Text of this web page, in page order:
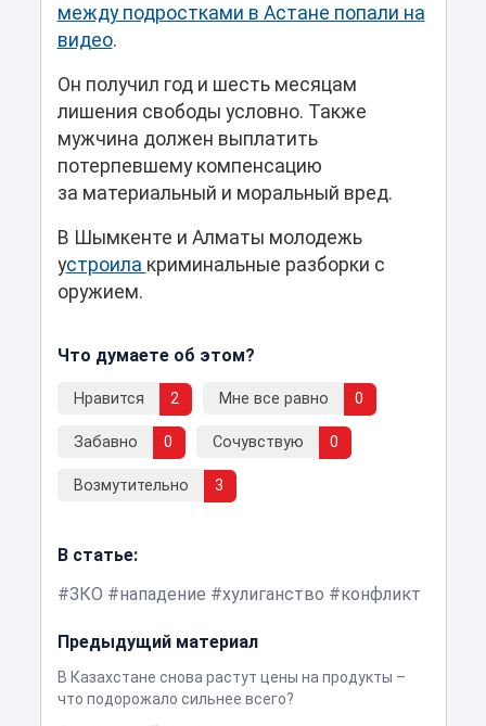
между подростками в Астане попали на
видео.
Он получил год и шесть месяцам
лишения свободы условно. Также
мужчина должен выплатить
потерпевшему компенсацию
за материальный и моральный вред.
В Шымкенте и Алматы молодежь
устроила криминальные разборки с
оружием.
Что думаете об этом?
Нравится 2 Мне все равно 0
Забавно 0 Сочувствую 0
Возмутительно 3
В статье:
ЗКО
нападение хулиганство конфликт
Предыдущий материал
В Казахстане снова растут цены на продукты –
что подорожало сильнее всего?